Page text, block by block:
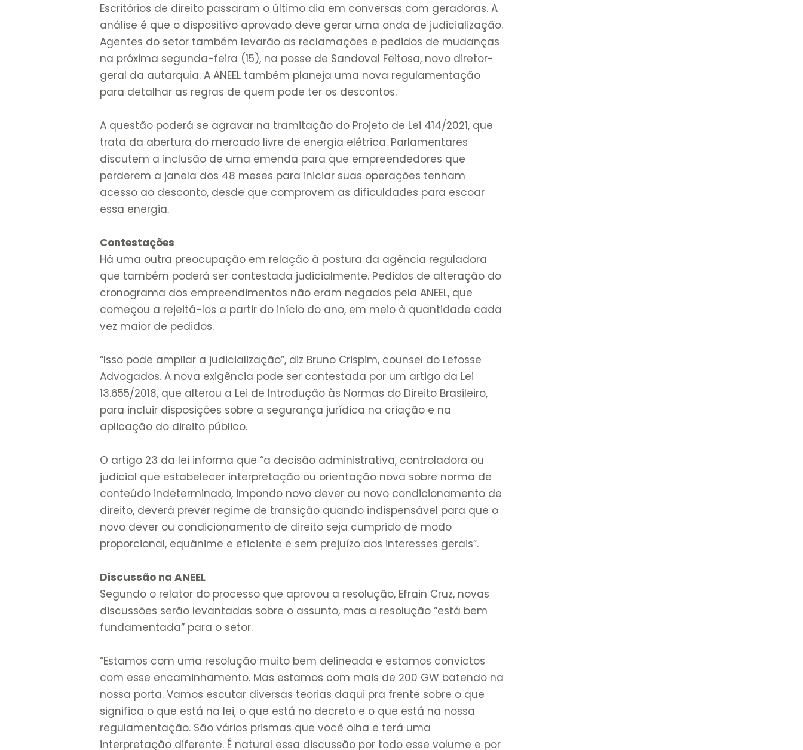
Escritórios de direito passaram o último dia em conversas com geradoras. A
análise é que o dispositivo aprovado deve gerar uma onda de judicialização.
Agentes do setor também levarão as reclamações e pedidos de mudanças
na próxima segunda-feira (15), na posse de Sandoval Feitosa, novo diretor-
geral da autarquia. A ANEEL também planeja uma nova regulamentação
para detalhar as regras de quem pode ter os descontos.
A questão poderá se agravar na tramitação do Projeto de Lei 414/2021, que
trata da abertura do mercado livre de energia elétrica. Parlamentares
discutem a inclusão de uma emenda para que empreendedores que
perderem a janela dos 48 meses para iniciar suas operações tenham
acesso ao desconto, desde que comprovem as dificuldades para escoar
essa energia.
Contestações
Há uma outra preocupação em relação à postura da agência reguladora
que também poderá ser contestada judicialmente. Pedidos de alteração do
cronograma dos empreendimentos não eram negados pela ANEEL, que
começou a rejeitá-los a partir do início do ano, em meio à quantidade cada
vez maior de pedidos.
“Isso pode ampliar a judicialização”, diz Bruno Crispim, counsel do Lefosse
Advogados. A nova exigência pode ser contestada por um artigo da Lei
13.655/2018, que alterou a Lei de Introdução às Normas do Direito Brasileiro,
para incluir disposições sobre a segurança jurídica na criação e na
aplicação do direito público.
O artigo 23 da lei informa que “a decisão administrativa, controladora ou
judicial que estabelecer interpretação ou orientação nova sobre norma de
conteúdo indeterminado, impondo novo dever ou novo condicionamento de
direito, deverá prever regime de transição quando indispensável para que o
novo dever ou condicionamento de direito seja cumprido de modo
proporcional, equânime e eficiente e sem prejuízo aos interesses gerais”.
Discussão na ANEEL
Segundo o relator do processo que aprovou a resolução, Efrain Cruz, novas
discussões serão levantadas sobre o assunto, mas a resolução “está bem
fundamentada” para o setor.
“Estamos com uma resolução muito bem delineada e estamos convictos
com esse encaminhamento. Mas estamos com mais de 200 GW batendo na
nossa porta. Vamos escutar diversas teorias daqui pra frente sobre o que
significa o que está na lei, o que está no decreto e o que está na nossa
regulamentação. São vários prismas que você olha e terá uma
interpretação diferente. É natural essa discussão por todo esse volume e por